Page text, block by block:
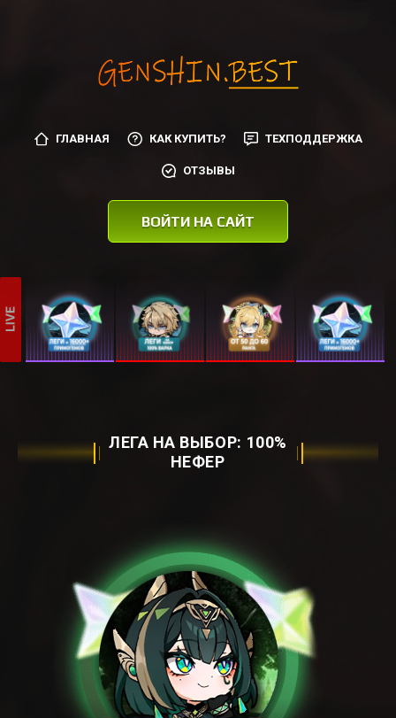
ГЛАВНАЯ КАК КУПИТЬ? ТЕХПОДДЕРЖКА
ОТЗЫВЫ
ВОЙТИ НА САЙТ
ЛЕГА НА ВЫБОР: ㅤ100%
НЕФЕРㅤ